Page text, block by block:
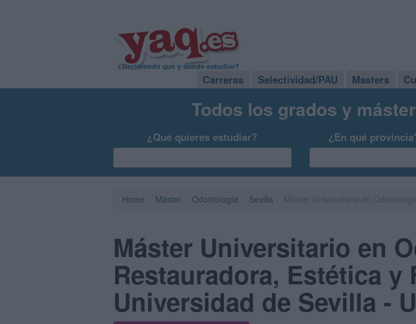
Carreras Selectividad/PAU Masters
Todos los grados y
¿Qué quieres estudiar? ¿En qué
Home Máster Odontología Sevilla
Máster Universitario en
Restauradora, Estética y
Universidad de Sevilla -